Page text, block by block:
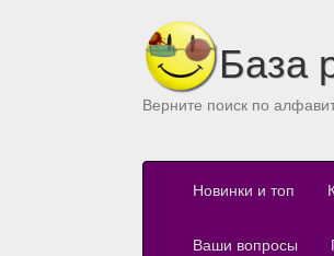
База
Верните поиск по
Новинки и топ
Ваши вопросы